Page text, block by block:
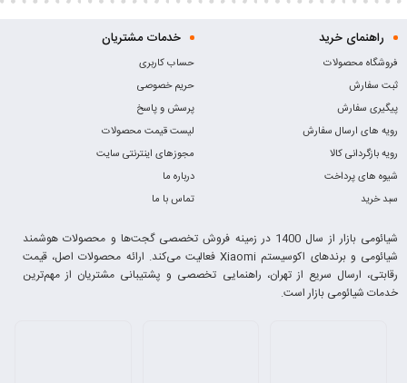
راهنمای خرید
فروشگاه محصولات
ثبت سفارش
پیگیری سفارش
رویه های ارسال سفارش
رویه بازگردانی کالا
شیوه های پرداخت
سبد خرید
خدمات مشتریان
حساب کاربری
حریم خصوصی
پرسش و پاسخ
لیست قیمت محصولات
مجوزهای اینترنتی سایت
درباره ما
تماس با ما
شیائومی بازار از سال 1400 در زمینه فروش تخصصی گجت‌ها و محصولات هوشمند
شیائومی و برندهای اکوسیستم Xiaomi فعالیت می‌کند. ارائه محصولات اصل، قیمت
رقابتی، ارسال سریع از تهران، راهنمایی تخصصی و پشتیبانی مشتریان از مهم‌ترین
خدمات شیائومی بازار است.